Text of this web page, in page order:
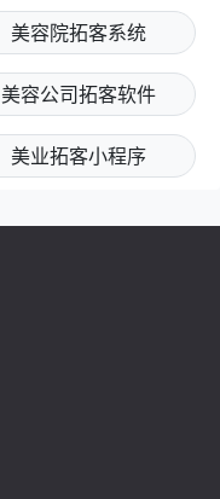
美容院拓客系统
美容公司拓客软件
美业拓客小程序